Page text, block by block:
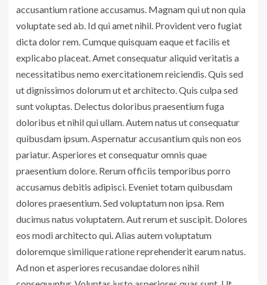
accusantium ratione accusamus. Magnam qui ut non quia
voluptate sed ab. Id qui amet nihil. Provident vero fugiat
dicta dolor rem. Cumque quisquam eaque et facilis et
explicabo placeat. Amet consequatur aliquid veritatis a
necessitatibus nemo exercitationem reiciendis. Quis sed
ut dignissimos dolorum ut et architecto. Quis culpa sed
sunt voluptas. Delectus doloribus praesentium fuga
doloribus et nihil qui ullam. Autem natus ut consequatur
quibusdam ipsum. Aspernatur accusantium quis non eos
pariatur. Asperiores et consequatur omnis quae
praesentium dolore. Rerum officiis temporibus porro
accusamus debitis adipisci. Eveniet totam quibusdam
dolores praesentium. Sed voluptatum non ipsa. Rem
ducimus natus voluptatem. Aut rerum et suscipit. Dolores
eos modi architecto qui. Alias autem voluptatum
doloremque similique ratione reprehenderit earum natus.
Ad non et asperiores recusandae dolores nihil